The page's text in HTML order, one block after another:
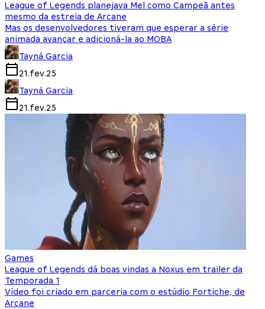
League of Legends planejava Mel como Campeã antes
mesmo da estreia de Arcane
Mas os desenvolvedores tiveram que esperar a série
animada avançar e adicioná-la ao MOBA
Tayná Garcia
21.fev.25
Tayná Garcia
21.fev.25
Games
League of Legends dá boas vindas a Noxus em trailer da
Temporada 1
Vídeo foi criado em parceria com o estúdio Fortiche, de
Arcane